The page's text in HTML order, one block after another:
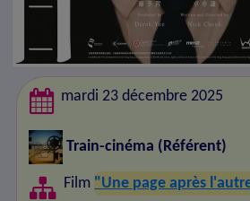
mardi 23 décembre 2025
Train-cinéma (Référent)
Film "Une page après